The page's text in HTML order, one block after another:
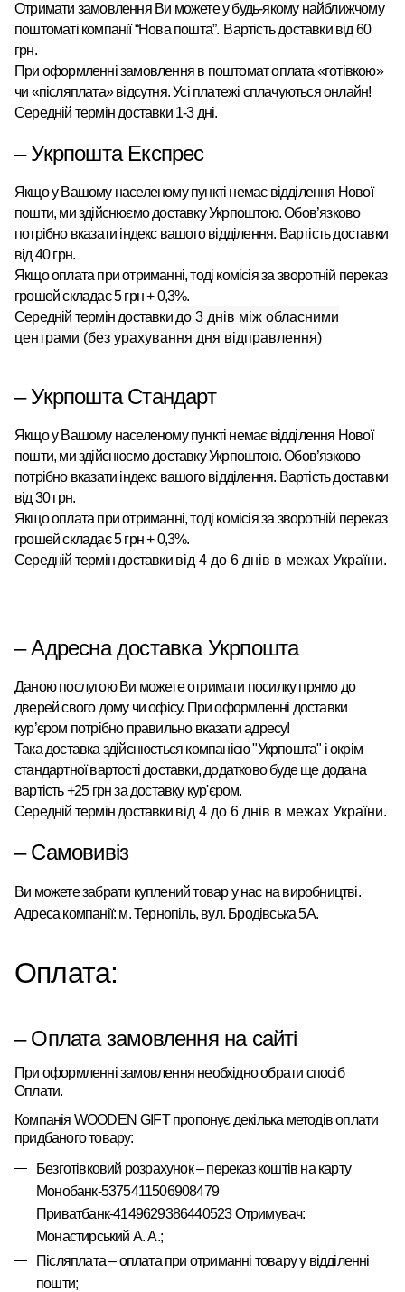
Отримати замовлення Ви можете у будь-якому найближчому
поштоматікомпанії “Нова пошта”. Вартість доставки від 60
грн.
При оформленні замовлення в поштомат оплата «готівкою»
чи «післяплата» відсутня. Усі платежі сплачуються онлайн!
Середній термін доставки 1-3 дні.
– Укрпошта Експрес
Якщо у Вашому населеному пункті немає відділення Нової
пошти, ми здійснюємо доставку Укрпоштою.Обов’язково
потрібно вказати індекс вашого відділення. Вартість доставки
від 40 грн.
Якщо оплата при отриманні, тоді комісія за зворотній переказ
грошей складає 5 грн + 0,3%.
Середній термін доставки до 3 днів між обласними
центрами (без урахування дня відправлення)
– Укрпошта Стандарт
Якщо у Вашому населеному пункті немає відділення Нової
пошти, ми здійснюємо доставку Укрпоштою.Обов’язково
потрібно вказати індекс вашого відділення. Вартість доставки
від 30 грн.
Якщо оплата при отриманні, тоді комісія за зворотній переказ
грошей складає 5 грн + 0,3%.
Середній термін доставки від 4 до 6 днів в межах України.
– Адресна доставка Укрпошта
Даною послугою Ви можете отримати посилку прямо до
дверей свого дому чи офісу. При оформленні доставки
кур’єром потрібно правильно вказати адресу!
Така доставка здійснюється компанією "Укрпошта" і окрім
стандартної вартості доставки, додатково буде ще додана
вартість +25 грн за доставку кур'єром.
Середній термін доставки від 4 до 6 днів в межах України.
– Самовивіз
Ви можете забрати куплений товар у нас на виробництві.
Адреса компанії: м. Тернопіль, вул. Бродівська 5А.
Оплата:
– Оплата замовлення на сайті
При оформленні замовлення необхідно обрати спосіб
Оплати.
Компанія WOODEN GIFTпропонує декілька методів оплати
придбаного товару:
Безготівковий розрахунок – переказ коштів на карту
Монобанк-5375411506908479
Приватбанк-4149629386440523 Отримувач:
Монастирський А. А.;
Післяплата – оплата при отриманні товару у відділенні
пошти;